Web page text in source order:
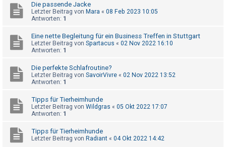
e
n
n
b
n
t
w
Die passende Jacke
Letzter Beitrag von Mara « 08 Feb 2023 10:05
Antworten: 1
Eine nette Begleitung für ein Business Treffen in Stuttgart
Letzter Beitrag von Spartacus « 02 Nov 2022 16:10
Antworten: 1
Die perfekte Schlafroutine?
Letzter Beitrag von SavoirVivre « 02 Nov 2022 13:52
Antworten: 1
Tipps für Tierheimhunde
Letzter Beitrag von Wildgras « 05 Okt 2022 17:07
Antworten: 1
Tipps für Tierheimhunde
Letzter Beitrag von Radiant « 04 Okt 2022 14:42